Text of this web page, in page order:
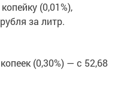
(0,01%),
за литр.
(0,30%) — с 52,68